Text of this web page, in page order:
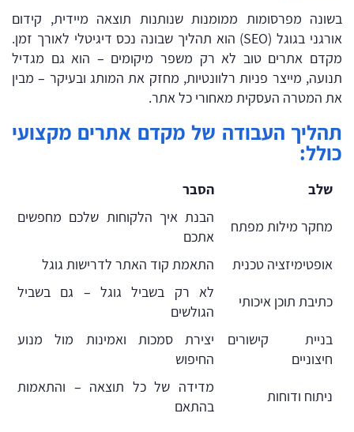
בשונה מפרסומות ממומנות שנותנות תוצאה מיידית, קידום
אורגני בגוגל (SEO) הוא תהליך שבונה נכס דיגיטלי לאורך זמן.
מקדם אתרים טוב לא רק משפר מיקומים – הוא גם מגדיל
תנועה, מייצר פניות רלוונטיות, מחזק את המותג ובעיקר – מבין
את המטרה העסקית מאחורי כל אתר.
תהליך העבודה של מקדם אתרים מקצועי
כולל:
שלב הסבר
מחקר מילות מפתח
הבנת איך הלקוחות שלכם מחפשים
אתכם
אופטימיזציה טכנית
התאמת קוד האתר לדרישות גוגל
כתיבת תוכן איכותי
לא רק בשביל גוגל – גם בשביל
הגולשים
בניית קישורים
חיצוניים
יצירת סמכות ואמינות מול מנוע
החיפוש
ניתוח ודוחות
מדידה של כל תוצאה – והתאמות
בהתאם